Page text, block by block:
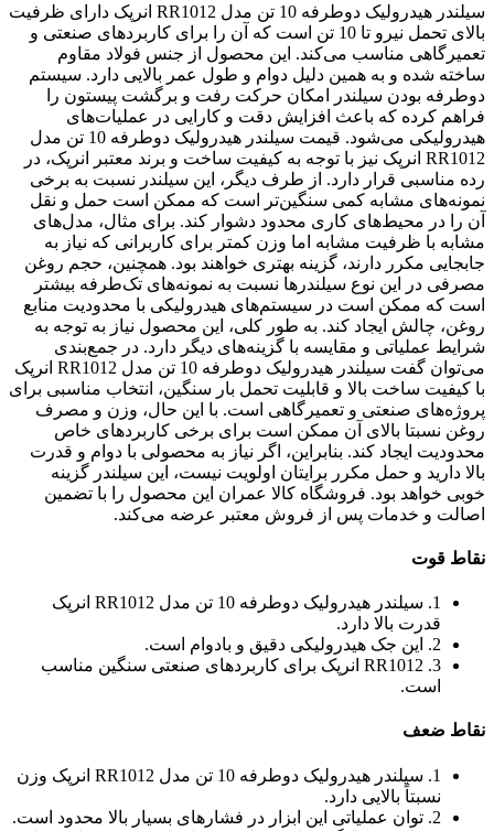
سیلندر هیدرولیک دوطرفه 10 تن مدل RR1012 انرپک دارای ظرفیت
بالای تحمل نیرو تا 10 تن است که آن را برای کاربردهای صنعتی و
تعمیرگاهی مناسب می‌کند. این محصول از جنس فولاد مقاوم
ساخته شده و به همین دلیل دوام و طول عمر بالایی دارد. سیستم
دوطرفه بودن سیلندر امکان حرکت رفت و برگشت پیستون را
فراهم کرده که باعث افزایش دقت و کارایی در عملیات‌های
هیدرولیکی می‌شود. قیمت سیلندر هیدرولیک دوطرفه 10 تن مدل
RR1012 انرپک نیز با توجه به کیفیت ساخت و برند معتبر انرپک، در
رده مناسبی قرار دارد. از طرف دیگر، این سیلندر نسبت به برخی
نمونه‌های مشابه کمی سنگین‌تر است که ممکن است حمل و نقل
آن را در محیط‌های کاری محدود دشوار کند. برای مثال، مدل‌های
مشابه با ظرفیت مشابه اما وزن کمتر برای کاربرانی که نیاز به
جابجایی مکرر دارند، گزینه بهتری خواهند بود. همچنین، حجم روغن
مصرفی در این نوع سیلندرها نسبت به نمونه‌های تک‌طرفه بیشتر
است که ممکن است در سیستم‌های هیدرولیکی با محدودیت منابع
روغن، چالش ایجاد کند. به طور کلی، این محصول نیاز به توجه به
شرایط عملیاتی و مقایسه با گزینه‌های دیگر دارد. در جمع‌بندی
می‌توان گفت سیلندر هیدرولیک دوطرفه 10 تن مدل RR1012 انرپک
با کیفیت ساخت بالا و قابلیت تحمل بار سنگین، انتخاب مناسبی برای
پروژه‌های صنعتی و تعمیرگاهی است. با این حال، وزن و مصرف
روغن نسبتا بالای آن ممکن است برای برخی کاربردهای خاص
محدودیت ایجاد کند. بنابراین، اگر نیاز به محصولی با دوام و قدرت
بالا دارید و حمل مکرر برایتان اولویت نیست، این سیلندر گزینه
خوبی خواهد بود. فروشگاه کالا عمران این محصول را با تضمین
اصالت و خدمات پس از فروش معتبر عرضه می‌کند.
نقاط قوت
1. سیلندر هیدرولیک دوطرفه 10 تن مدل RR1012 انرپک
قدرت بالا دارد.
2. این جک هیدرولیکی دقیق و بادوام است.
3. RR1012 انرپک برای کاربردهای صنعتی سنگین مناسب
است.
نقاط ضعف
1. سیلندر هیدرولیک دوطرفه 10 تن مدل RR1012 انرپک وزن
نسبتاً بالایی دارد.
2. توان عملیاتی این ابزار در فشارهای بسیار بالا محدود است.